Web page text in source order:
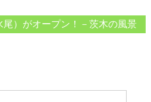
）がオープン！－茨木の風景